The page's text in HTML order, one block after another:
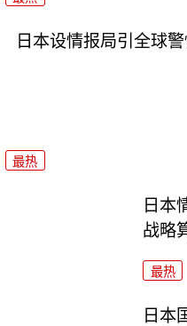
日本设情报局引全球
最热
日本
战略
最热
日本